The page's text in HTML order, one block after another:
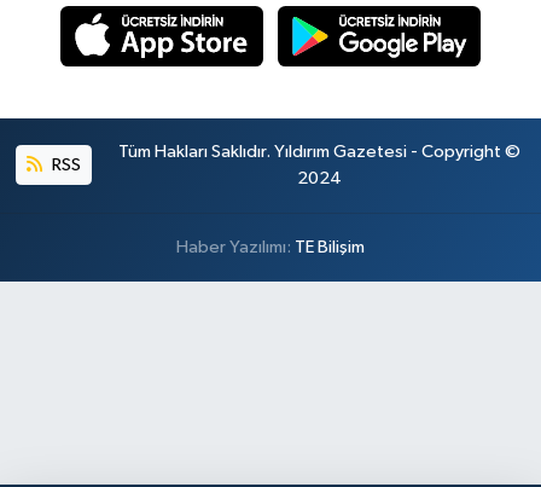
RSS
Tüm Hakları Saklıdır. Yıldırım Gazetesi - Copyright ©
2024
Haber Yazılımı: TE Bilişim